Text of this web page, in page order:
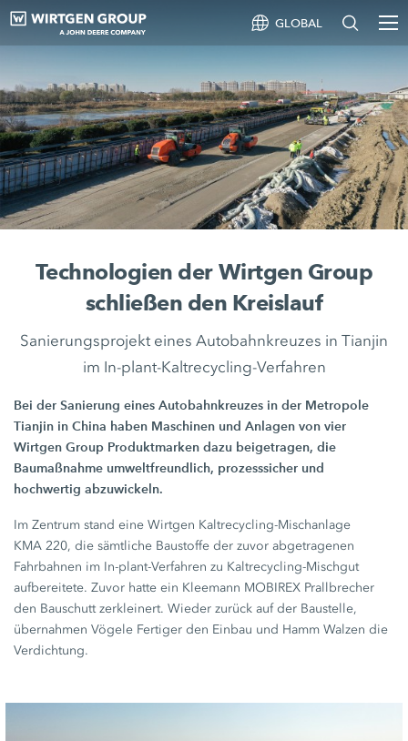
GLOBAL
Technologien der Wirtgen Group
schließen den Kreislauf
Sanierungsprojekt eines Autobahnkreuzes in Tianjin
im In-plant-Kaltrecycling-Verfahren
Bei der Sanierung eines Autobahnkreuzes in der Metropole
Tianjin in China haben Maschinen und Anlagen von vier
Wirtgen Group Produktmarken dazu beigetragen, die
Baumaßnahme umweltfreundlich, prozesssicher und
hochwertig abzuwickeln.
Im Zentrum stand eine Wirtgen Kaltrecycling-Mischanlage
KMA 220, die sämtliche Baustoffe der zuvor abgetragenen
Fahrbahnen im In-plant-Verfahren zu Kaltrecycling-Mischgut
aufbereitete. Zuvor hatte ein Kleemann MOBIREX Prallbrecher
den Bauschutt zerkleinert. Wieder zurück auf der Baustelle,
übernahmen Vögele Fertiger den Einbau und Hamm Walzen die
Verdichtung.